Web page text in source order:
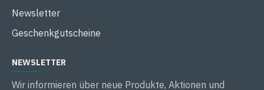
Newsletter
Geschenkgutscheine
NEWSLETTER
Wir informieren über neue Produkte, Aktionen und